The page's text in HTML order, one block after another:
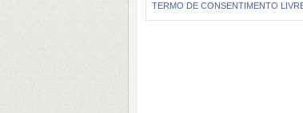
TERMO DE CONSENTIMENTO